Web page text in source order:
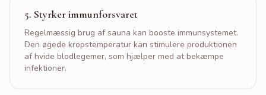
5. Styrker immunforsvaret
Regelmæssig brug af sauna kan booste immunsystemet.
Den øgede kropstemperatur kan stimulere produktionen
af hvide blodlegemer, som hjælper med at bekæmpe
infektioner.